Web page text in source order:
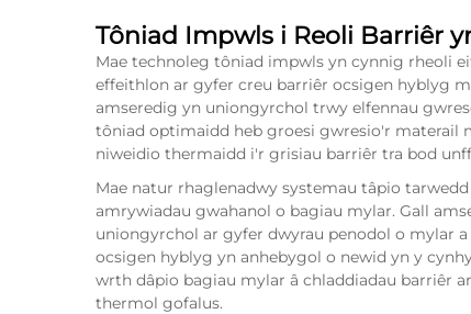
Tôniad Impwls i Reoli Barriêr
Mae technoleg tôniad impwls yn cynnig rheoli
effeithlon ar gyfer creu barriêr ocsigen hyblyg
amseredig yn uniongyrchol trwy elfennau
tôniad optimaidd heb groesi gwresio'r materail
niweidio thermaidd i'r grisiau barriêr tra bod
Mae natur rhaglenadwy systemau tâpio
amrywiadau gwahanol o bagiau mylar. Gall
uniongyrchol ar gyfer dwyrau penodol o mylar
ocsigen hyblyg yn anhebygol o newid yn y
wrth dâpio bagiau mylar â chladdiadau barriêr
thermol gofalus.